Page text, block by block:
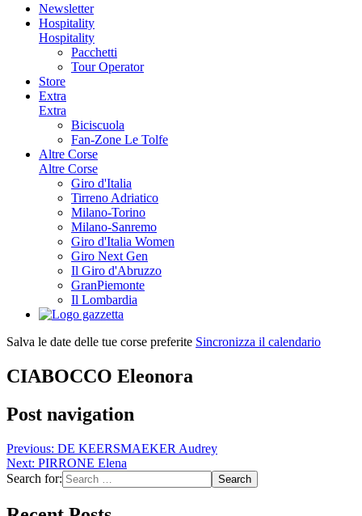
Newsletter
Hospitality
Hospitality
Pacchetti
Tour Operator
Store
Extra
Extra
Biciscuola
Fan-Zone Le Tolfe
Altre Corse
Altre Corse
Giro d'Italia
Tirreno Adriatico
Milano-Torino
Milano-Sanremo
Giro d'Italia Women
Giro Next Gen
Il Giro d'Abruzzo
GranPiemonte
Il Lombardia
Salva le date delle tue corse preferite Sincronizza il calendario
CIABOCCO Eleonora
Post navigation
Previous: DE KEERSMAEKER Audrey
Next: PIRRONE Elena
Search for: